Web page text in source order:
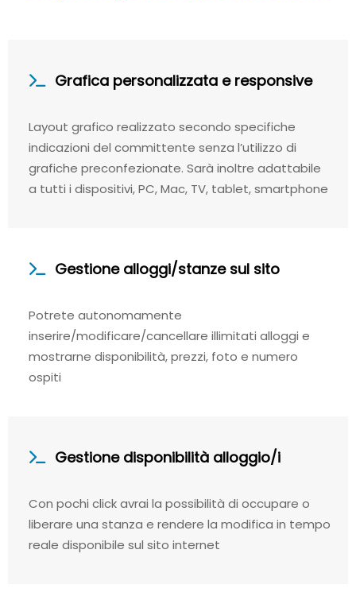
Grafica personalizzata e responsive
Layout grafico realizzato secondo specifiche
indicazioni del committente senza l’utilizzo di
grafiche preconfezionate. Sarà inoltre adattabile
a tutti i dispositivi, PC, Mac, TV, tablet, smartphone
Gestione alloggi/stanze sul sito
Potrete autonomamente
inserire/modificare/cancellare illimitati alloggi e
mostrarne disponibilità, prezzi, foto e numero
ospiti
Gestione disponibilità alloggio/i
Con pochi click avrai la possibilità di occupare o
liberare una stanza e rendere la modifica in tempo
reale disponibile sul sito internet